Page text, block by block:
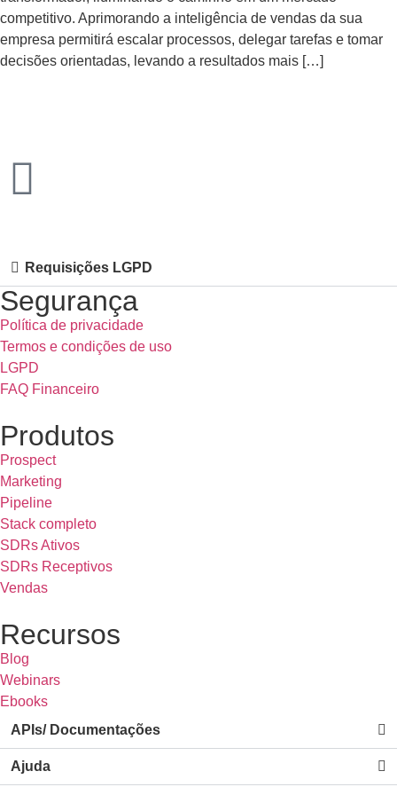
competitivo. Aprimorando a inteligência de vendas da sua
empresa permitirá escalar processos, delegar tarefas e tomar
decisões orientadas, levando a resultados mais […]
Requisições LGPD
Segurança
Política de privacidade
Termos e condições de uso
LGPD
FAQ Financeiro
Produtos
Prospect
Marketing
Pipeline
Stack completo
SDRs Ativos
SDRs Receptivos
Vendas
Recursos
Blog
Webinars
Ebooks
APIs/ Documentações
Ajuda